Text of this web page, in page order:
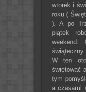
wtorek i
roku (
). A po
piątek
weekend.
W ten
świętować
tym
a czasami